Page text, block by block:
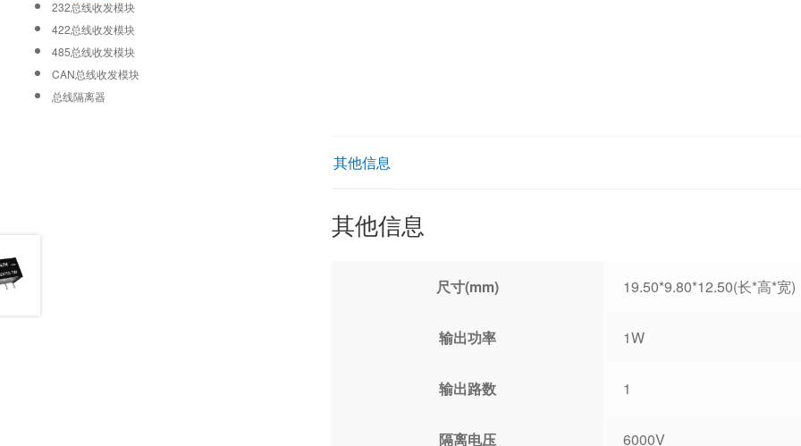
其他信息
其他信息
尺寸(mm) 19.50*9.80*12.50(长*高*宽)
输出功率 1W
输出路数 1
隔离电压 6000V
232总线收发模块
422总线收发模块
485总线收发模块
CAN总线收发模块
总线隔离器